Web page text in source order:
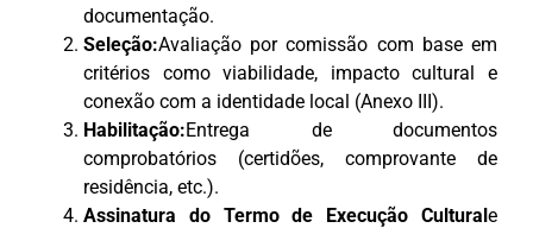
documentação.
Seleção:Avaliação por comissão com base em
critérios como viabilidade, impacto cultural e
conexão com a identidade local (Anexo III).
Habilitação:Entrega de documentos
comprobatórios (certidões, comprovante de
residência, etc.).
Assinatura do Termo de Execução Culturale